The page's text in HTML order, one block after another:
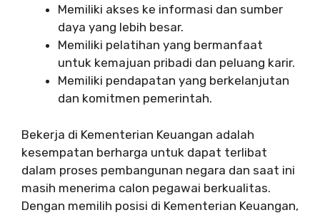
Memiliki akses ke informasi dan sumber
daya yang lebih besar.
Memiliki pelatihan yang bermanfaat
untuk kemajuan pribadi dan peluang karir.
Memiliki pendapatan yang berkelanjutan
dan komitmen pemerintah.
Bekerja di Kementerian Keuangan adalah
kesempatan berharga untuk dapat terlibat
dalam proses pembangunan negara dan saat ini
masih menerima calon pegawai berkualitas.
Dengan memilih posisi di Kementerian Keuangan,